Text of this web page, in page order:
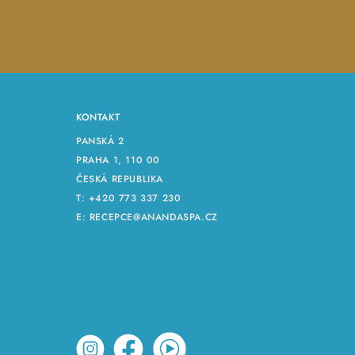
KONTAKT
PANSKÁ 2
PRAHA 1, 110 00
ČESKÁ REPUBLIKA
T: +420 773 337 230
E: RECEPCE@ANANDASPA.CZ